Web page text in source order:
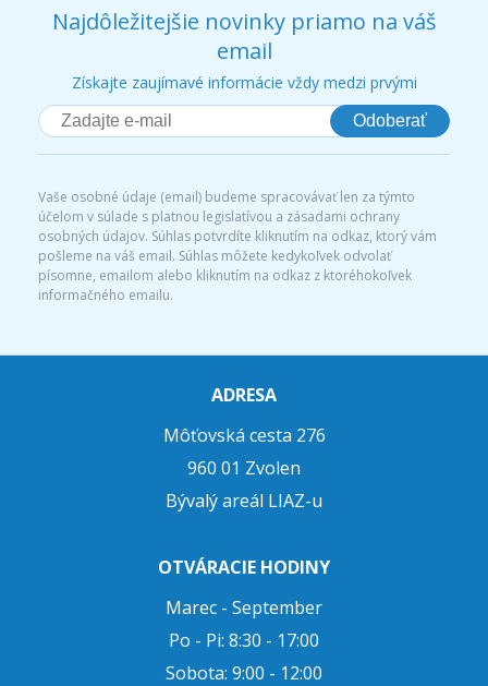
Najdôležitejšie novinky priamo na váš
email
Získajte zaujímavé informácie vždy medzi prvými
Odoberať
Vaše osobné údaje (email) budeme spracovávať len za týmto
účelom v súlade s platnou legislatívou a zásadami ochrany
osobných údajov. Súhlas potvrdíte kliknutím na odkaz, ktorý vám
pošleme na váš email. Súhlas môžete kedykoľvek odvolať
písomne, emailom alebo kliknutím na odkaz z ktoréhokoľvek
informačného emailu.
ADRESA
Môťovská cesta 276
960 01 Zvolen
Bývalý areál LIAZ-u
OTVÁRACIE HODINY
Marec - September
Po - Pi: 8:30 - 17:00
Sobota: 9:00 - 12:00